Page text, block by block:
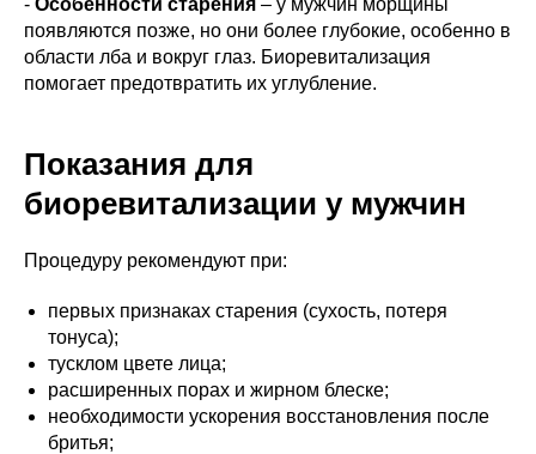
появляются позже, но они более глубокие, особенно в
области лба и вокруг глаз. Биоревитализация
помогает предотвратить их углубление.
Показания для
биоревитализации у мужчин
Процедуру рекомендуют при:
первых признаках старения (сухость, потеря
тонуса);
тусклом цвете лица;
расширенных порах и жирном блеске;
необходимости ускорения восстановления после
бритья;